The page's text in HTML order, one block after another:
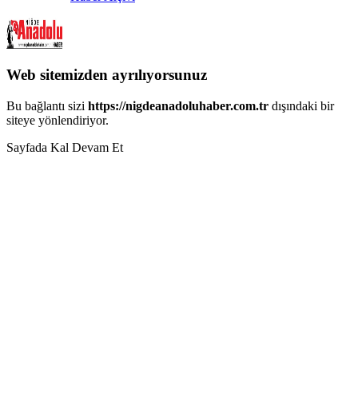
Web sitemizden ayrılıyorsunuz
Bu bağlantı sizi https://nigdeanadoluhaber.com.tr dışındaki bir
siteye yönlendiriyor.
Sayfada Kal Devam Et